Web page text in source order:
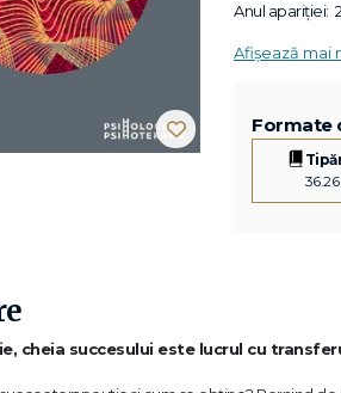
Anul apariției:
Afișează mai
Formate
36.26
cheia succesului este lucrul cu